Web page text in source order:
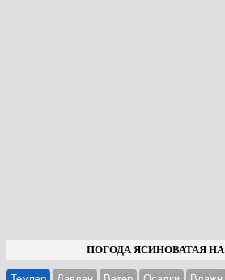
ПОГОДА ЯСИНОВАТАЯ